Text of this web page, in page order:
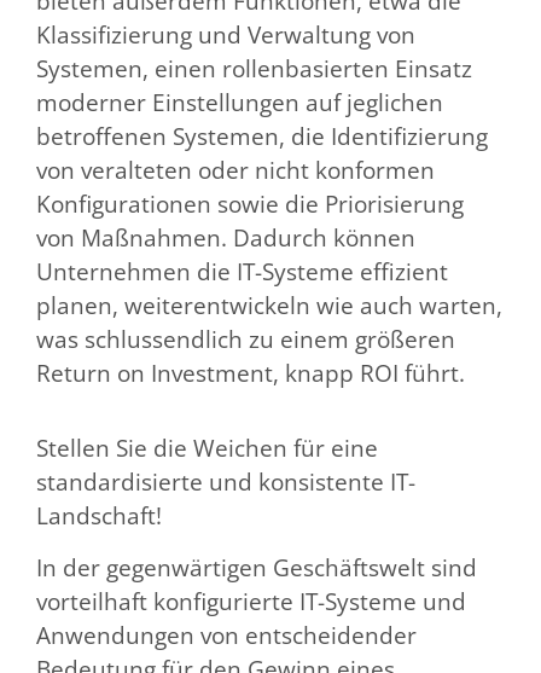
Klassifizierung und Verwaltung von
Systemen, einen rollenbasierten Einsatz
moderner Einstellungen auf jeglichen
betroffenen Systemen, die Identifizierung
von veralteten oder nicht konformen
Konfigurationen sowie die Priorisierung
von Maßnahmen. Dadurch können
Unternehmen die IT-Systeme effizient
planen, weiterentwickeln wie auch warten,
was schlussendlich zu einem größeren
Return on Investment, knapp ROI führt.
Stellen Sie die Weichen für eine
standardisierte und konsistente IT-
Landschaft!
In der gegenwärtigen Geschäftswelt sind
vorteilhaft konfigurierte IT-Systeme und
Anwendungen von entscheidender